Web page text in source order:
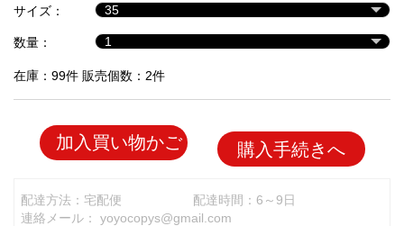
品
サイズ：
数量：
在庫：99件 販売個数：2件
加入買い物かご 購入手続きへ
配達方法：宅配便
配達時間：6～9日
連絡メール： yoyocopys@gmail.com